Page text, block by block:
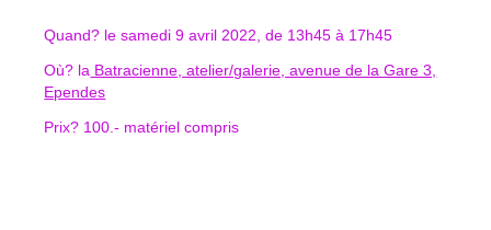
Quand? le samedi 9 avril 2022, de 13h45 à 17h45
Où? la Batracienne, atelier/galerie, avenue de la Gare 3,
Ependes
Prix? 100.- matériel compris